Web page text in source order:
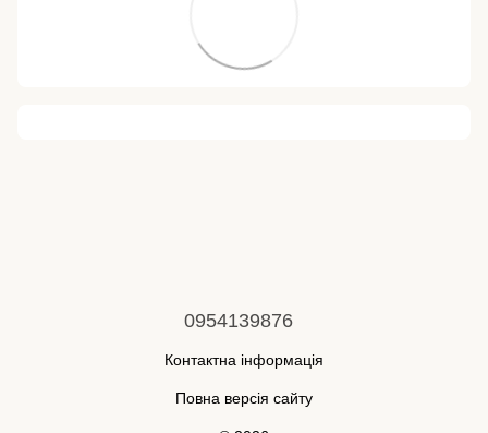
0954139876
Контактна інформація
Повна версія сайту